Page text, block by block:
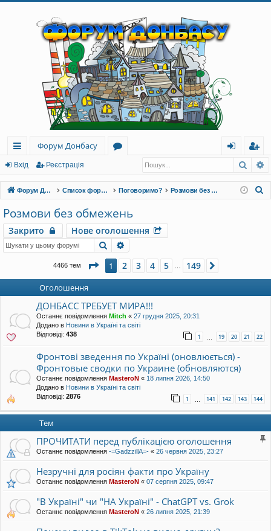
ви
дк
и
й
до
уп
Форум Донбасу
ру
м
и
д
еє
ст
ра
Вхід Реєстрація
Форум Донбасу Список форумів Поговоримо? Розмови без обмежень
Розмови без обмежень
Закрито
Нове оголошення
Пошук
4466 тем Сторінка1 з149
1 2 3 4 5 149
Оголошення
ДОНБАСС ТРЕБУЕТ МИРА!!!
Останнє повідомлення Mitch « 27 грудня 2025, 20:31
Додано в Новини в Україні та світі
Відповіді: 438 1 … 19 20 21 22
Фронтові зведення по Україні (оновлюється) -
Фронтовые сводки по Украине (обновляются)
Останнє повідомлення MasteroN « 18 липня 2026, 14:50
Додано в Новини в Україні та світі
Відповіді: 2876 1 … 141 142 143 144
Тем
ПРОЧИТАТИ перед публікацією оголошення
Останнє повідомлення -=GadzzillA=- « 26 червня 2025, 23:27
Незручні для росіян факти про Україну
Останнє повідомлення MasteroN « 07 серпня 2025, 09:47
"В Україні" чи "НА Україні" - ChatGPT vs. Grok
Останнє повідомлення MasteroN « 26 липня 2025, 21:39